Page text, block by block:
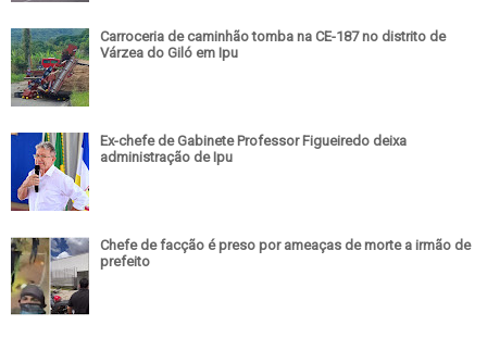
Carroceria de caminhão tomba na CE-187 no distrito de
Várzea do Giló em Ipu
Ex-chefe de Gabinete Professor Figueiredo deixa
administração de Ipu
Chefe de facção é preso por ameaças de morte a irmão de
prefeito